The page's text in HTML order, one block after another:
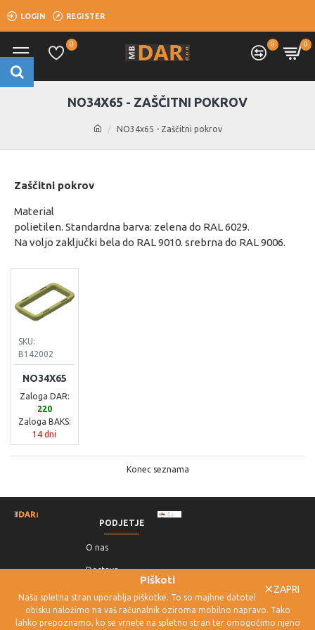
LOGIN REGISTER
0 0 0
NO34x65 - Zaščitni pokrov
NO34X65 - ZAŠČITNI POKROV
Zaščitni pokrov
Material
polietilen. Standardna barva: zelena do RAL 6029.
Na voljo zaključki bela do RAL 9010. srebrna do RAL 9006.
SKU:
B142002
NO34X65
Zaloga DAR:
220
Zaloga BAKS:
14 dni
Konec seznama
PODJETJE
O nas
Dostava
Pogoji poslovanja
Politika
zasebnosti
ZAPRI
Piškoti
Naša spletna stran uporablja piškotke. To so majhne datoteke, ki jih ob
obisku naložimo na vaš računalnik oziroma mobilno napravo. Tako
lahko prepoznamo, ko se vrnete na spletno stran ter omogočimo njeno